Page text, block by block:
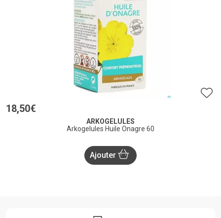
18,50€
ARKOGELULES
Arkogelules Huile Onagre 60
Ajouter